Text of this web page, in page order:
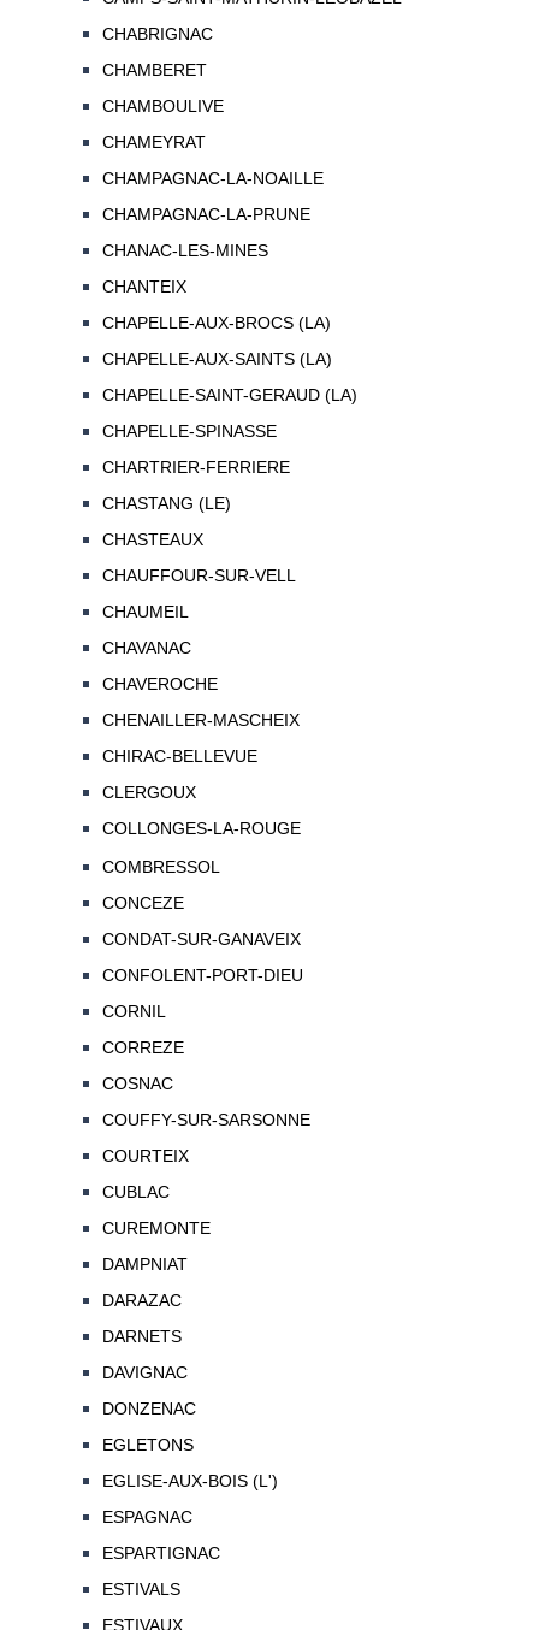
CHABRIGNAC
CHAMBERET
CHAMBOULIVE
CHAMEYRAT
CHAMPAGNAC-LA-NOAILLE
CHAMPAGNAC-LA-PRUNE
CHANAC-LES-MINES
CHANTEIX
CHAPELLE-AUX-BROCS (LA)
CHAPELLE-AUX-SAINTS (LA)
CHAPELLE-SAINT-GERAUD (LA)
CHAPELLE-SPINASSE
CHARTRIER-FERRIERE
CHASTANG (LE)
CHASTEAUX
CHAUFFOUR-SUR-VELL
CHAUMEIL
CHAVANAC
CHAVEROCHE
CHENAILLER-MASCHEIX
CHIRAC-BELLEVUE
CLERGOUX
COLLONGES-LA-ROUGE
COMBRESSOL
CONCEZE
CONDAT-SUR-GANAVEIX
CONFOLENT-PORT-DIEU
CORNIL
CORREZE
COSNAC
COUFFY-SUR-SARSONNE
COURTEIX
CUBLAC
CUREMONTE
DAMPNIAT
DARAZAC
DARNETS
DAVIGNAC
DONZENAC
EGLETONS
EGLISE-AUX-BOIS (L')
ESPAGNAC
ESPARTIGNAC
ESTIVALS
ESTIVAUX